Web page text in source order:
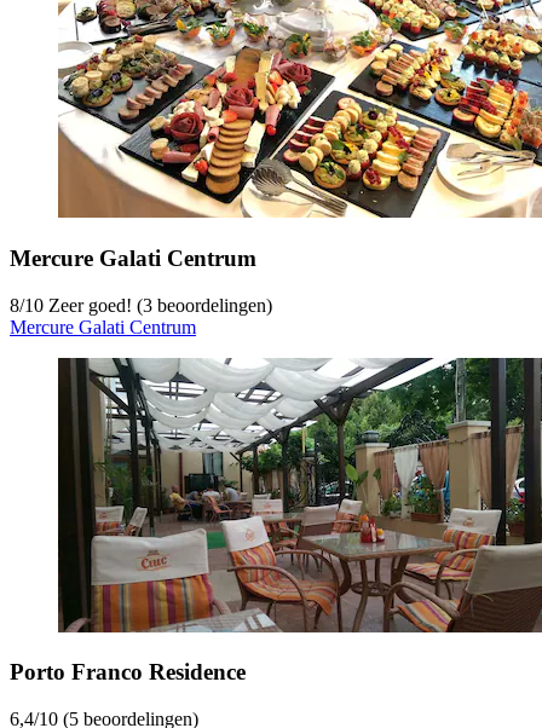
Mercure Galati Centrum
8/10 Zeer goed! (3 beoordelingen)
Mercure Galati Centrum
Porto Franco Residence
6,4/10 (5 beoordelingen)